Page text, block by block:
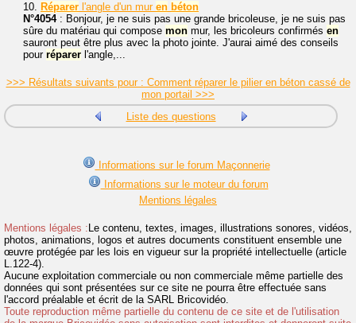
10. Réparer l'angle d'un mur en béton
N°4054: Bonjour, je ne suis pas une grande bricoleuse, je ne suis pas
sûre du matériau qui compose mon mur, les bricoleurs confirmés en
sauront peut être plus avec la photo jointe. J'aurai aimé des conseils
pour réparer l'angle,...
>>> Résultats suivants pour : Comment réparer le pilier en béton cassé de
mon portail >>>
Liste des questions
Informations sur le forum Maçonnerie
Informations sur le moteur du forum
Mentions légales
Mentions légales : Le contenu, textes, images, illustrations sonores, vidéos,
photos, animations, logos et autres documents constituent ensemble une
œuvre protégée par les lois en vigueur sur la propriété intellectuelle (article
L.122-4).
Aucune exploitation commerciale ou non commerciale même partielle des
données qui sont présentées sur ce site ne pourra être effectuée sans
l'accord préalable et écrit de la SARL Bricovidéo.
Toute reproduction même partielle du contenu de ce site et de l'utilisation